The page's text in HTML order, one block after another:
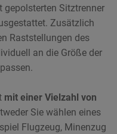
gepolsterten Sitztrenner
Zusätzlich
Raststellungen des
an die Größe der
mit einer Vielzahl von
Sie wählen eines
Flugzeug, Minenzug